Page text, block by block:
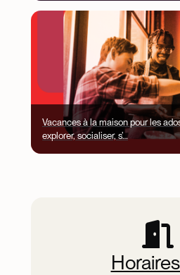
Image
Vacances à la maison pour les
explorer, socialiser, s’…